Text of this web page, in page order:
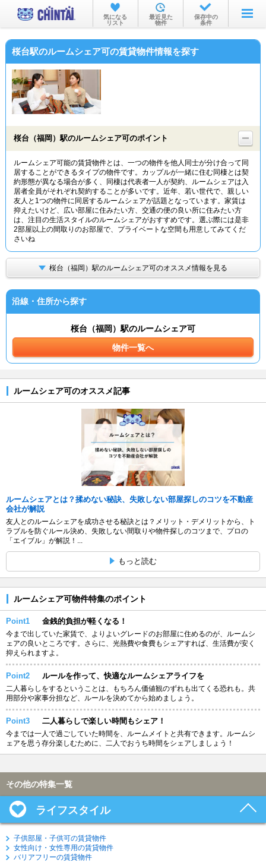
お部屋を探す
沿線・駅から
物件特集から
TOP
気になる
リスト
最近見た
物件
保存中の
条件
桜台駅のルームシェア可の賃貸物件情報を探す
桜台（福岡）駅のルームシェア可のポイント
ルームシェア可能の賃貸物件とは、一つの物件を他人同士が分け合って同
居することができるタイプの物件です。カップルが一緒に住む同棲とは契
約形態が異なる場合が多く、同棲は代表者一人が契約、ルームシェアは入
居者全員がそれぞれ契約することが多いです。近年、若い世代で、親しい
友人と1つの物件に同居するルームシェアが話題となっています。家賃は
抑えたいけど、広い部屋に住みたい方、交通の便の良い所に住みたい方
は、注目の生活スタイルのルームシェアがおすすめです。選ぶ際には是非
2部屋以上の間取りのお部屋で、プライベートな空間も用意してみてくだ
さいね
桜台（福岡）駅のルームシェア可のオススメ情報を見る
沿線・住所から探す
桜台（福岡）駅のルームシェア可
物件一覧へ
ルームシェア可のオススメ記事
ルームシェアとは？揉めない秘訣、失敗しない部屋探しのコツを不動産
会社が解説
友人とのルームシェアを成功させる秘訣とは？メリット・デメリットから、ト
ラブルを防ぐルール決め、失敗しない間取りや物件探しのコツまで、プロの
「エイブル」が解説！...
もっと読む
ルームシェア可物件特集のポイント
Point1 金銭的負担が軽くなる！
今まで出していた家賃で、よりよいグレードのお部屋に住めるのが、ルームシ
ェアの良いところです。さらに、光熱費や食費もシェアすれば、生活費が安く
抑えられますよ。
Point2 ルールを作って、快適なルームシェアライフを
二人暮らしをするということは、もちろん価値観のずれも出てくる恐れも。共
用部分や家事分担など、ルールを決めてから始めましょう。
Point3 二人暮らしで楽しい時間もシェア！
今までは一人で過ごしていた時間を、ルームメイトと共有できます。ルームシ
ェアを思う存分楽しむために、二人でおうち時間をシェアしましょう！
その他の特集一覧
ライフスタイル
子供部屋・子供可の賃貸物件
女性向け・女性専用の賃貸物件
バリアフリーの賃貸物件